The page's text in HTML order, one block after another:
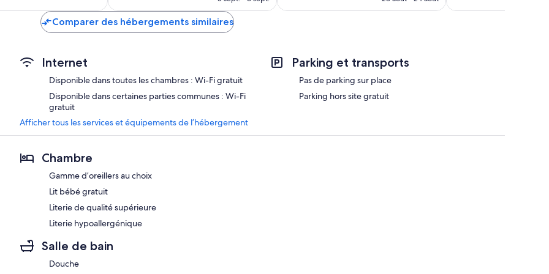
Comparer des hébergements similaires
Internet
Disponible dans toutes les chambres : Wi-Fi gratuit
Disponible dans certaines parties communes : Wi-Fi
gratuit
Parking et transports
Pas de parking sur place
Parking hors site gratuit
Afficher tous les services et équipements de l’hébergement
Chambre
Gamme d’oreillers au choix
Lit bébé gratuit
Literie de qualité supérieure
Literie hypoallergénique
Salle de bain
Douche